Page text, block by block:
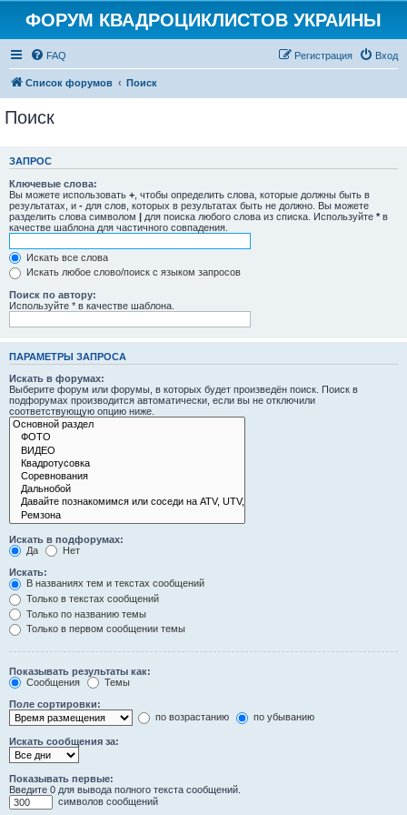
ФОРУМ КВАДРОЦИКЛИСТОВ УКРАИНЫ
FAQ Вход
Регистрация
Список форумов Поиск
Поиск
ЗАПРОС
Ключевые слова:
Вы можете использовать + , чтобы определить слова, которые должны быть в
результатах, и - для слов, которых в результатах быть не должно. Вы можете
разделить слова символом | для поиска любого слова из списка. Используйте * в
качестве шаблона для частичного совпадения.
Искать все слова
Искать любое слово/поиск с языком запросов
Поиск по автору:
Используйте * в качестве шаблона.
ПАРАМЕТРЫ ЗАПРОСА
Искать в форумах:
Выберите форум или форумы, в которых будет произведён поиск. Поиск в
подфорумах производится автоматически, если вы не отключили
соответствующую опцию ниже.
Искать в подфорумах:
Да
Нет
Искать:
В названиях тем и текстах сообщений
Только в текстах сообщений
Только по названию темы
Только в первом сообщении темы
Показывать результаты как:
Сообщения
Темы
Поле сортировки:
по возрастанию
по убыванию
Искать сообщения за:
Показывать первые:
Введите 0 для вывода полного текста сообщений.
символов сообщений